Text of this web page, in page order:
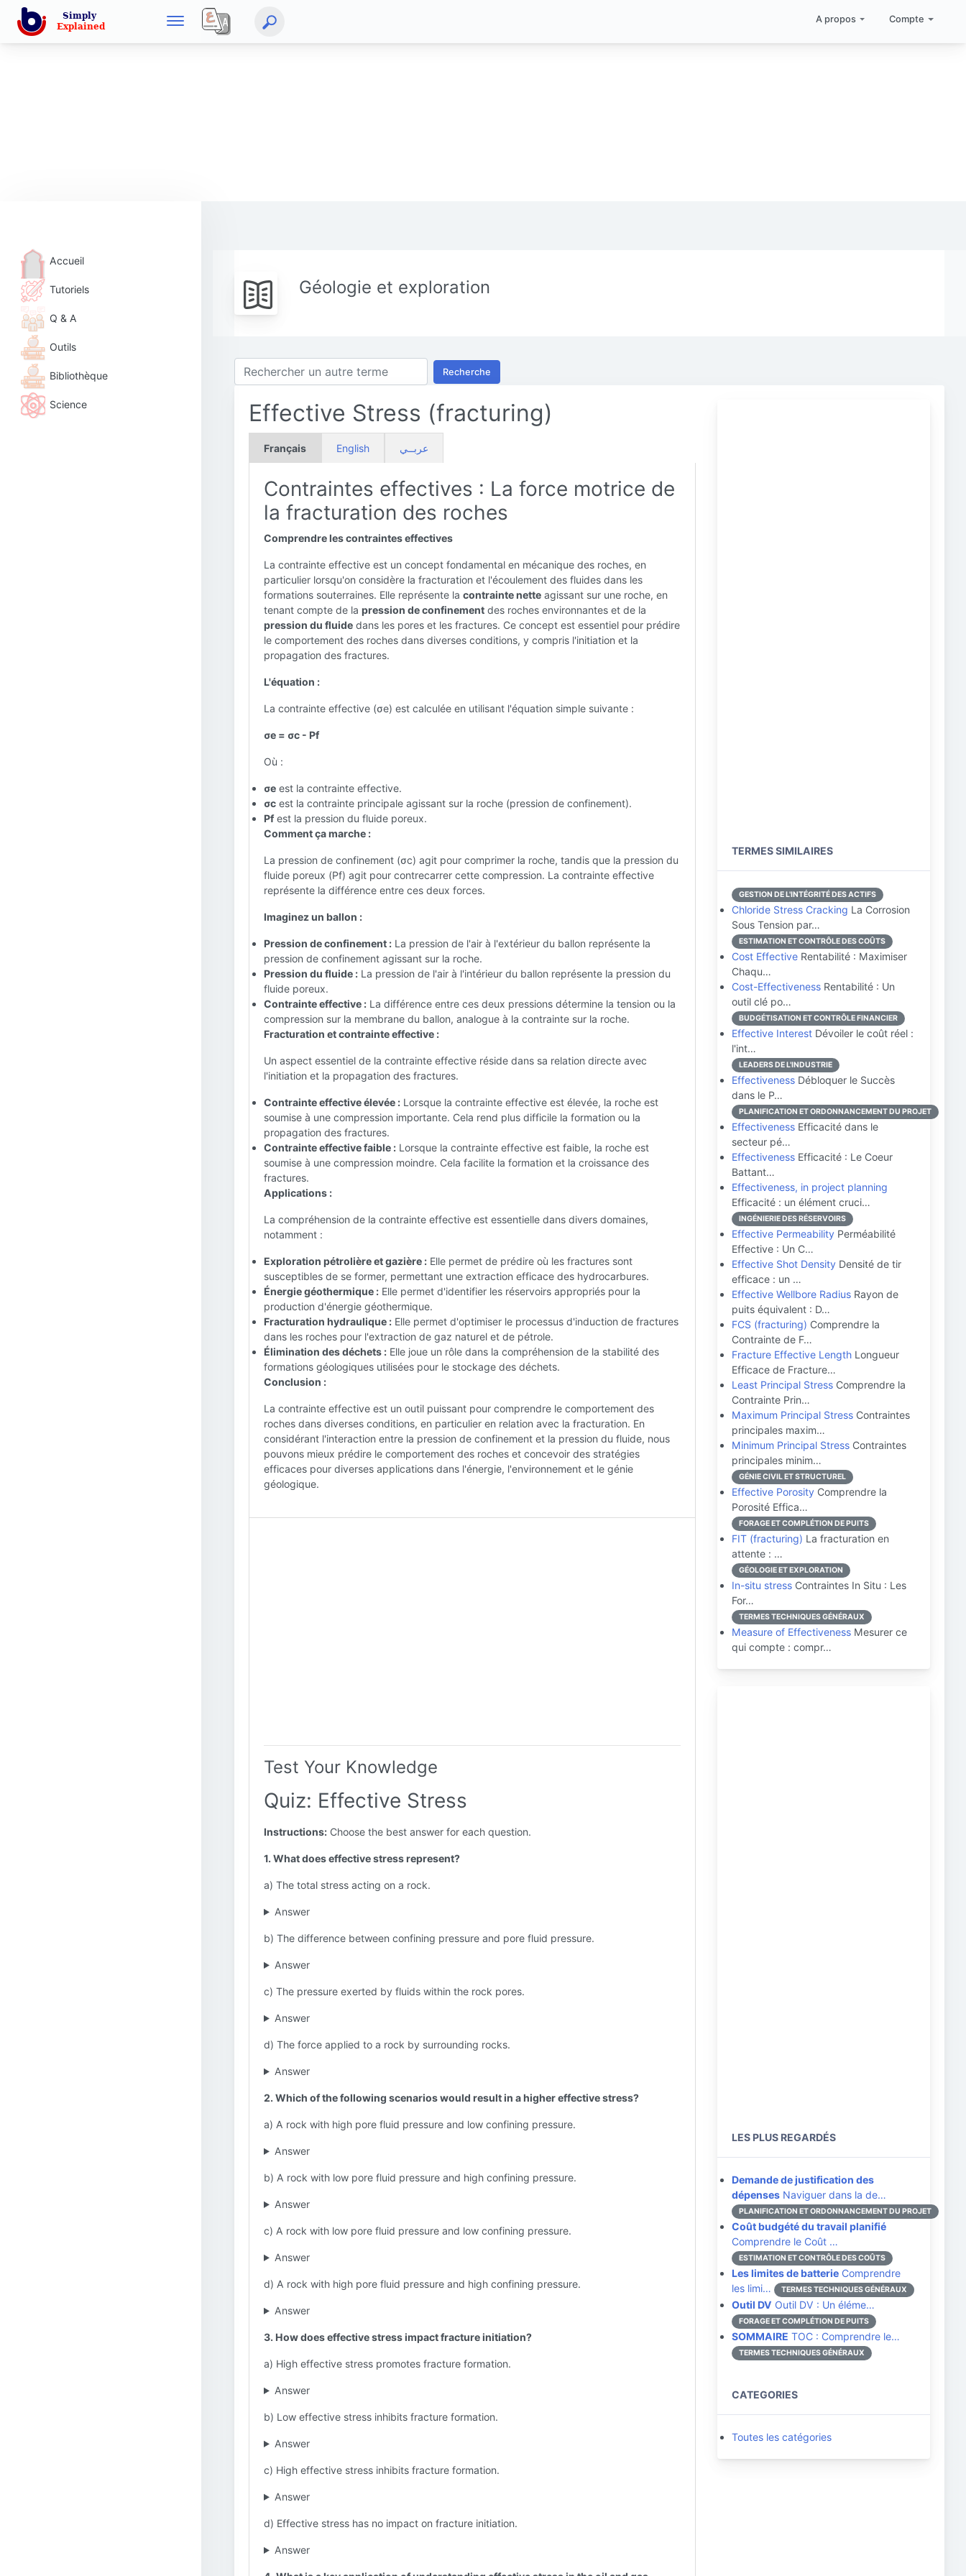
A propos Compte
Accueil
Tutoriels
Q & A
Outils
Bibliothèque
Science
Géologie et exploration
Recherche
Effective Stress (fracturing)
Français English عربــي
Contraintes effectives : La force motrice de
la fracturation des roches
Comprendre les contraintes effectives
La contrainte effective est un concept fondamental en mécanique des roches, en
particulier lorsqu'on considère la fracturation et l'écoulement des fluides dans les
formations souterraines. Elle représente la contrainte nette agissant sur une roche, en
tenant compte de la pression de confinement des roches environnantes et de la
pression du fluide dans les pores et les fractures. Ce concept est essentiel pour prédire
le comportement des roches dans diverses conditions, y compris l'initiation et la
propagation des fractures.
L'équation :
La contrainte effective (σe) est calculée en utilisant l'équation simple suivante :
σe = σc - Pf
Où :
σe est la contrainte effective.
σc est la contrainte principale agissant sur la roche (pression de confinement).
Pfest la pression du fluide poreux.
Comment ça marche :
La pression de confinement (σc) agit pour comprimer la roche, tandis que la pression du
fluide poreux (Pf) agit pour contrecarrer cette compression. La contrainte effective
représente la différence entre ces deux forces.
Imaginez un ballon :
Pression de confinement : La pression de l'air à l'extérieur du ballon représente la
pression de confinement agissant sur la roche.
Pression du fluide : La pression de l'air à l'intérieur du ballon représente la pression du
fluide poreux.
Contrainte effective : La différence entre ces deux pressions détermine la tension ou la
compression sur la membrane du ballon, analogue à la contrainte sur la roche.
Fracturation et contrainte effective :
Un aspect essentiel de la contrainte effective réside dans sa relation directe avec
l'initiation et la propagation des fractures.
Contrainte effective élevée : Lorsque la contrainte effective est élevée, la roche est
soumise à une compression importante. Cela rend plus difficile la formation ou la
propagation des fractures.
Contrainte effective faible : Lorsque la contrainte effective est faible, la roche est
soumise à une compression moindre. Cela facilite la formation et la croissance des
fractures.
Applications :
La compréhension de la contrainte effective est essentielle dans divers domaines,
notamment :
Exploration pétrolière et gazière : Elle permet de prédire où les fractures sont
susceptibles de se former, permettant une extraction efficace des hydrocarbures.
Énergie géothermique : Elle permet d'identifier les réservoirs appropriés pour la
production d'énergie géothermique.
Fracturation hydraulique : Elle permet d'optimiser le processus d'induction de fractures
dans les roches pour l'extraction de gaz naturel et de pétrole.
Élimination des déchets : Elle joue un rôle dans la compréhension de la stabilité des
formations géologiques utilisées pour le stockage des déchets.
Conclusion :
La contrainte effective est un outil puissant pour comprendre le comportement des
roches dans diverses conditions, en particulier en relation avec la fracturation. En
considérant l'interaction entre la pression de confinement et la pression du fluide, nous
pouvons mieux prédire le comportement des roches et concevoir des stratégies
efficaces pour diverses applications dans l'énergie, l'environnement et le génie
géologique.
Test Your Knowledge
Quiz: Effective Stress
Instructions: Choose the best answer for each question.
1. What does effective stress represent?
a) The total stress acting on a rock.
Answer
b) The difference between confining pressure and pore fluid pressure.
Answer
c) The pressure exerted by fluids within the rock pores.
Answer
d) The force applied to a rock by surrounding rocks.
Answer
2. Which of the following scenarios would result in a higher effective stress?
a) A rock with high pore fluid pressure and low confining pressure.
Answer
b) A rock with low pore fluid pressure and high confining pressure.
Answer
c) A rock with low pore fluid pressure and low confining pressure.
Answer
d) A rock with high pore fluid pressure and high confining pressure.
Answer
3. How does effective stress impact fracture initiation?
a) High effective stress promotes fracture formation.
Answer
b) Low effective stress inhibits fracture formation.
Answer
c) High effective stress inhibits fracture formation.
Answer
d) Effective stress has no impact on fracture initiation.
Answer
TERMES SIMILAIRES
GESTION DE L'INTÉGRITÉ DES ACTIFS
Chloride Stress Cracking La Corrosion
Sous Tension par…
ESTIMATION ET CONTRÔLE DES COÛTS
Cost Effective Rentabilité : Maximiser
Chaqu…
Cost-Effectiveness Rentabilité : Un
outil clé po…
BUDGÉTISATION ET CONTRÔLE FINANCIER
Effective Interest Dévoiler le coût réel :
l'int…
LEADERS DE L'INDUSTRIE
Effectiveness Débloquer le Succès
dans le P…
PLANIFICATION ET ORDONNANCEMENT DU PROJET
Effectiveness Efficacité dans le
secteur pé…
Effectiveness Efficacité : Le Coeur
Battant…
Effectiveness, in project planning
Efficacité : un élément cruci…
INGÉNIERIE DES RÉSERVOIRS
Effective Permeability Perméabilité
Effective : Un C…
Effective Shot Density Densité de tir
efficace : un …
Effective Wellbore Radius Rayon de
puits équivalent : D…
FCS (fracturing) Comprendre la
Contrainte de F…
Fracture Effective Length Longueur
Efficace de Fracture…
Least Principal Stress Comprendre la
Contrainte Prin…
Maximum Principal Stress Contraintes
principales maxim…
Minimum Principal Stress Contraintes
principales minim…
GÉNIE CIVIL ET STRUCTUREL
Effective Porosity Comprendre la
Porosité Effica…
FORAGE ET COMPLÉTION DE PUITS
FIT (fracturing) La fracturation en
attente : …
GÉOLOGIE ET EXPLORATION
In-situ stress Contraintes In Situ : Les
For…
TERMES TECHNIQUES GÉNÉRAUX
Measure of Effectiveness Mesurer ce
qui compte : compr…
LES PLUS REGARDÉS
Demande de justification des
dépenses Naviguer dans la de…
PLANIFICATION ET ORDONNANCEMENT DU PROJET
Coût budgété du travail planifié
Comprendre le Coût …
ESTIMATION ET CONTRÔLE DES COÛTS
Les limites de batterie Comprendre
les limi…
TERMES TECHNIQUES GÉNÉRAUX
Outil DV Outil DV : Un éléme…
FORAGE ET COMPLÉTION DE PUITS
SOMMAIRE TOC : Comprendre le…
TERMES TECHNIQUES GÉNÉRAUX
CATEGORIES
Toutes les catégories